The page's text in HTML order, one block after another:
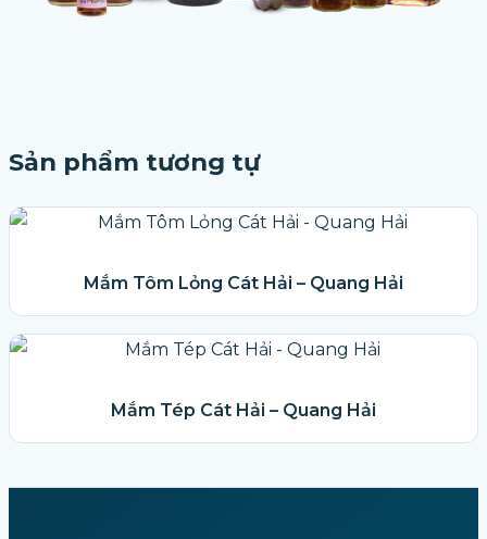
Sản phẩm tương tự
Mắm Tôm Lỏng Cát Hải – Quang Hải
Mắm Tép Cát Hải – Quang Hải